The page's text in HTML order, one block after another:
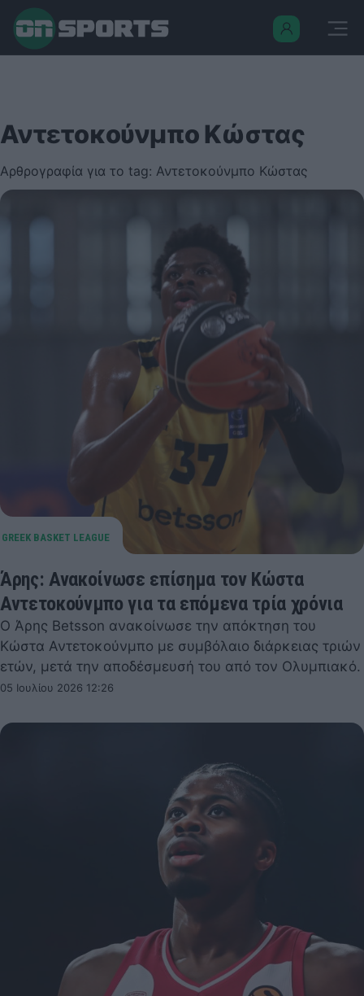
Αντετοκούνμπο Κώστας
Αρθρογραφία για το tag: Αντετοκούνμπο Κώστας
Άρης: Ανακοίνωσε επίσημα τον Κώστα
Αντετοκούνμπο για τα επόμενα τρία χρόνια
Ο Άρης Betsson ανακοίνωσε την απόκτηση του
Κώστα Αντετοκούνμπο με συμβόλαιο διάρκειας τριών
ετών, μετά την αποδέσμευσή του από τον Ολυμπιακό.
05 Ιουλίου 2026 12:26